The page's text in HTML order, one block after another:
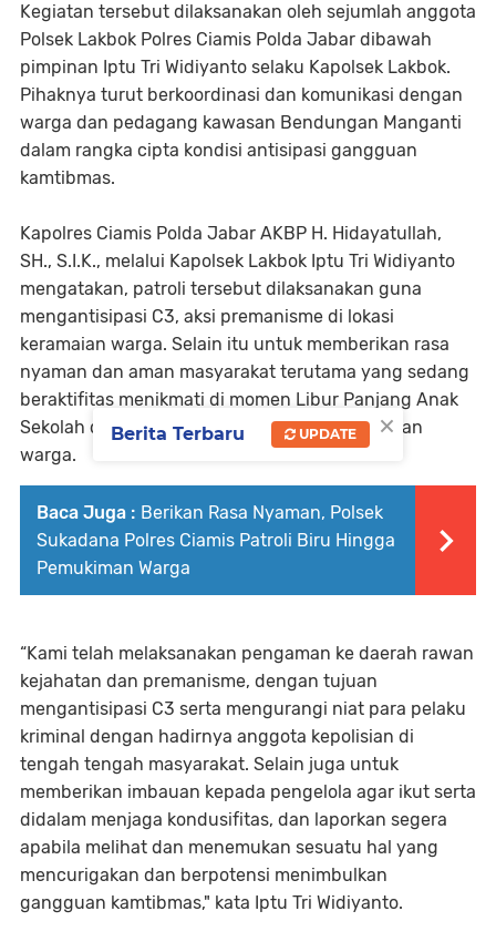
Kegiatan tersebut dilaksanakan oleh sejumlah anggota
Polsek Lakbok Polres Ciamis Polda Jabar dibawah
pimpinan Iptu Tri Widiyanto selaku Kapolsek Lakbok.
Pihaknya turut berkoordinasi dan komunikasi dengan
warga dan pedagang kawasan Bendungan Manganti
dalam rangka cipta kondisi antisipasi gangguan
kamtibmas.
Kapolres Ciamis Polda Jabar AKBP H. Hidayatullah,
SH., S.I.K., melalui Kapolsek Lakbok Iptu Tri Widiyanto
mengatakan, patroli tersebut dilaksanakan guna
mengantisipasi C3, aksi premanisme di lokasi
keramaian warga. Selain itu untuk memberikan rasa
nyaman dan aman masyarakat terutama yang sedang
beraktifitas menikmati di momen Libur Panjang Anak
Sekolah dan awal Tahun Baru 2026 di keramaian
warga.
Baca Juga : Berikan Rasa Nyaman, Polsek
Sukadana Polres Ciamis Patroli Biru Hingga
Pemukiman Warga
“Kami telah melaksanakan pengaman ke daerah rawan
kejahatan dan premanisme, dengan tujuan
mengantisipasi C3 serta mengurangi niat para pelaku
kriminal dengan hadirnya anggota kepolisian di
tengah tengah masyarakat. Selain juga untuk
memberikan imbauan kepada pengelola agar ikut serta
didalam menjaga kondusifitas, dan laporkan segera
apabila melihat dan menemukan sesuatu hal yang
mencurigakan dan berpotensi menimbulkan
gangguan kamtibmas," kata Iptu Tri Widiyanto.
×
Berita Terbaru UPDATE